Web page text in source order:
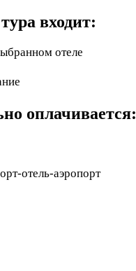
входит:
отеле
оплачивается:
отель-аэропорт